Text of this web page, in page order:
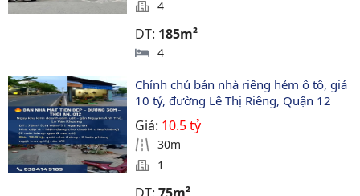
4
DT: 185m²
4
Chính chủ bán nhà riêng hẻm ô tô, giá
10 tỷ, đường Lê Thị Riêng, Quận 12
Giá: 10.5 tỷ
30m
1